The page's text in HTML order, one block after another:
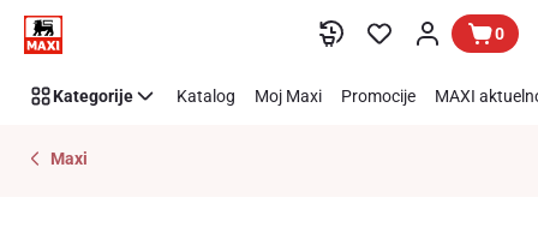
Preskoči link 0
Kategorije Katalog Moj Maxi Promocije MAXI
Maxi